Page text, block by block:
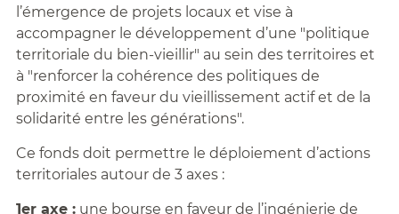
l’émergence de projets locaux et vise à
accompagner le développement d’une "politique
territoriale du bien-vieillir" au sein des territoires et
à "renforcer la cohérence des politiques de
proximité en faveur du vieillissement actif et de la
solidarité entre les générations".
Ce fonds doit permettre le déploiement d’actions
territoriales autour de 3 axes :
1er axe :une bourse en faveur de l’ingénierie de